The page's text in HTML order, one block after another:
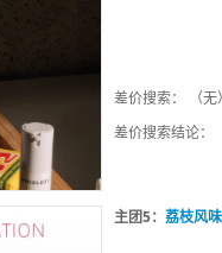
差价搜索： （无
差价搜索结论：
主团5： 荔枝风